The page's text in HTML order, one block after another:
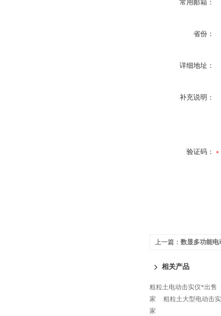
常用邮箱：
省份：
详细地址：
补充说明：
验证码：
上一篇： 数显多功能电
相关产品
粗粒土电动击实仪*出售
家
粗粒土大型电动击
家